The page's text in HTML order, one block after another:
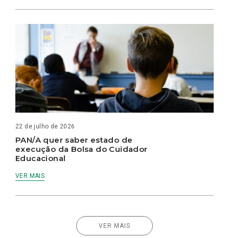
22 de julho de 2026
PAN/A quer saber estado de
execução da Bolsa do Cuidador
Educacional
VER MAIS
VER MAIS